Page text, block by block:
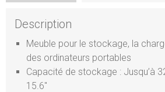
Description
Meuble pour le stockage, la
des ordinateurs portables
Capacité de stockage : Jusqu’à
15.6″